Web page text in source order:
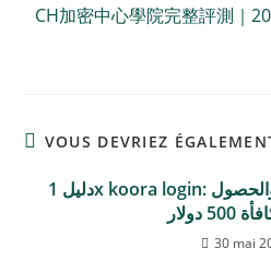
CH加密中心學院完整評測｜
VOUS DEVRIEZ
دليل 1x koora login: تسجيل الدخول بسهولة والحصول
دولار
30 mai